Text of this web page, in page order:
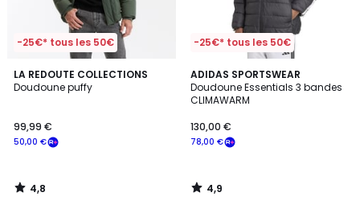
-25€* tous les 50€
LA REDOUTE COLLECTIONS
Doudoune puffy
50,00 €
99,99 €
4,8
/ 5
4,8
/
-25€* tous les 50€
ADIDAS SPORTSWEAR
Doudoune Essentials 3 bandes
CLIMAWARM
78,00 €
130,00 €
4,9
/ 5
4,9
/